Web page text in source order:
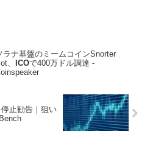
ラナ基盤のミームコインSnorter
、
ICOで400万ドル調達 -
止勧告｜狙い
Bench